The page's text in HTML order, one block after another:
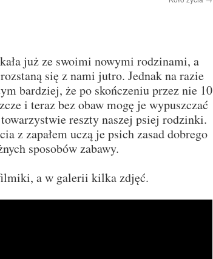
już ze swoimi nowymi rodzinami, a
się z nami jutro. Jednak na razie
bardziej, że po skończeniu przez nie 10
i teraz bez obaw mogę je wypuszczać
reszty naszej psiej rodzinki.
z zapałem uczą je psich zasad dobrego
sposobów zabawy.
a w galerii kilka zdjęć.